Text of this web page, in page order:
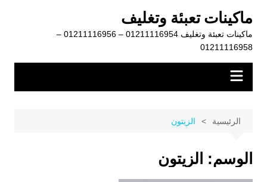
المحتوى
ماكينات تعبئة وتغليف
ماكينات تعبئة وتغليف 01211116954 – 01211116956 –
01211116958
الرئيسية الزيتون
الوسم: الزيتون